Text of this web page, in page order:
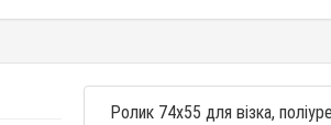
Ролик 74х55 для візка,